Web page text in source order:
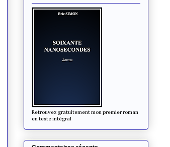
Retrouvez gratuitement mon premier roman
en texte intégral